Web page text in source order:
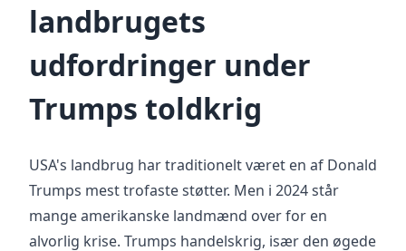
landbrugets
udfordringer under
Trumps toldkrig
USA's landbrug har traditionelt været en af Donald
Trumps mest trofaste støtter. Men i 2024 står
mange amerikanske landmænd over for en
alvorlig krise. Trumps handelskrig, især den øgede